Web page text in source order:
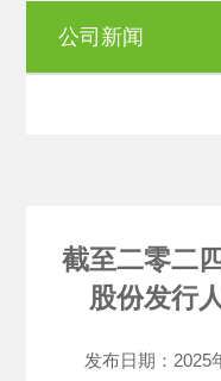
公司新闻
截至二零二
股份发行
发布日期： 2025